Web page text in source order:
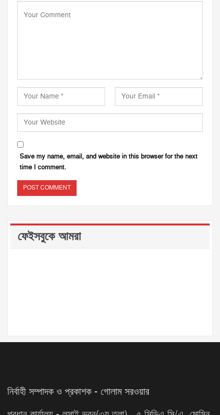
Save my name, email, and website in this browser for the next
time I comment.
ফেইসবুকে আমরা
নির্বাহী সম্পাদক ও প্রকাশক - গোলাম সরওয়ার